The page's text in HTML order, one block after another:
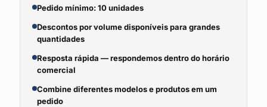
Pedido mínimo: 10 unidades
Descontos por volume disponíveis para grandes
quantidades
Resposta rápida — respondemos dentro do horário
comercial
Combine diferentes modelos e produtos em um
pedido